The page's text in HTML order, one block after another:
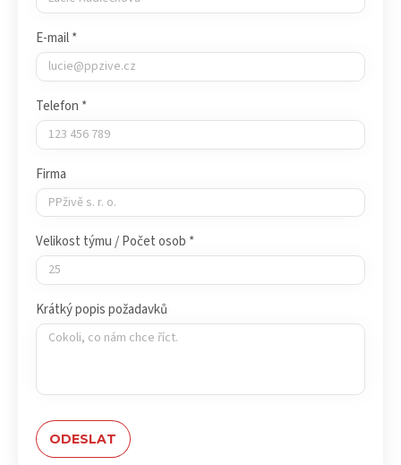
E-mail *
Telefon *
Firma
Velikost týmu / Počet osob *
Krátký popis požadavků